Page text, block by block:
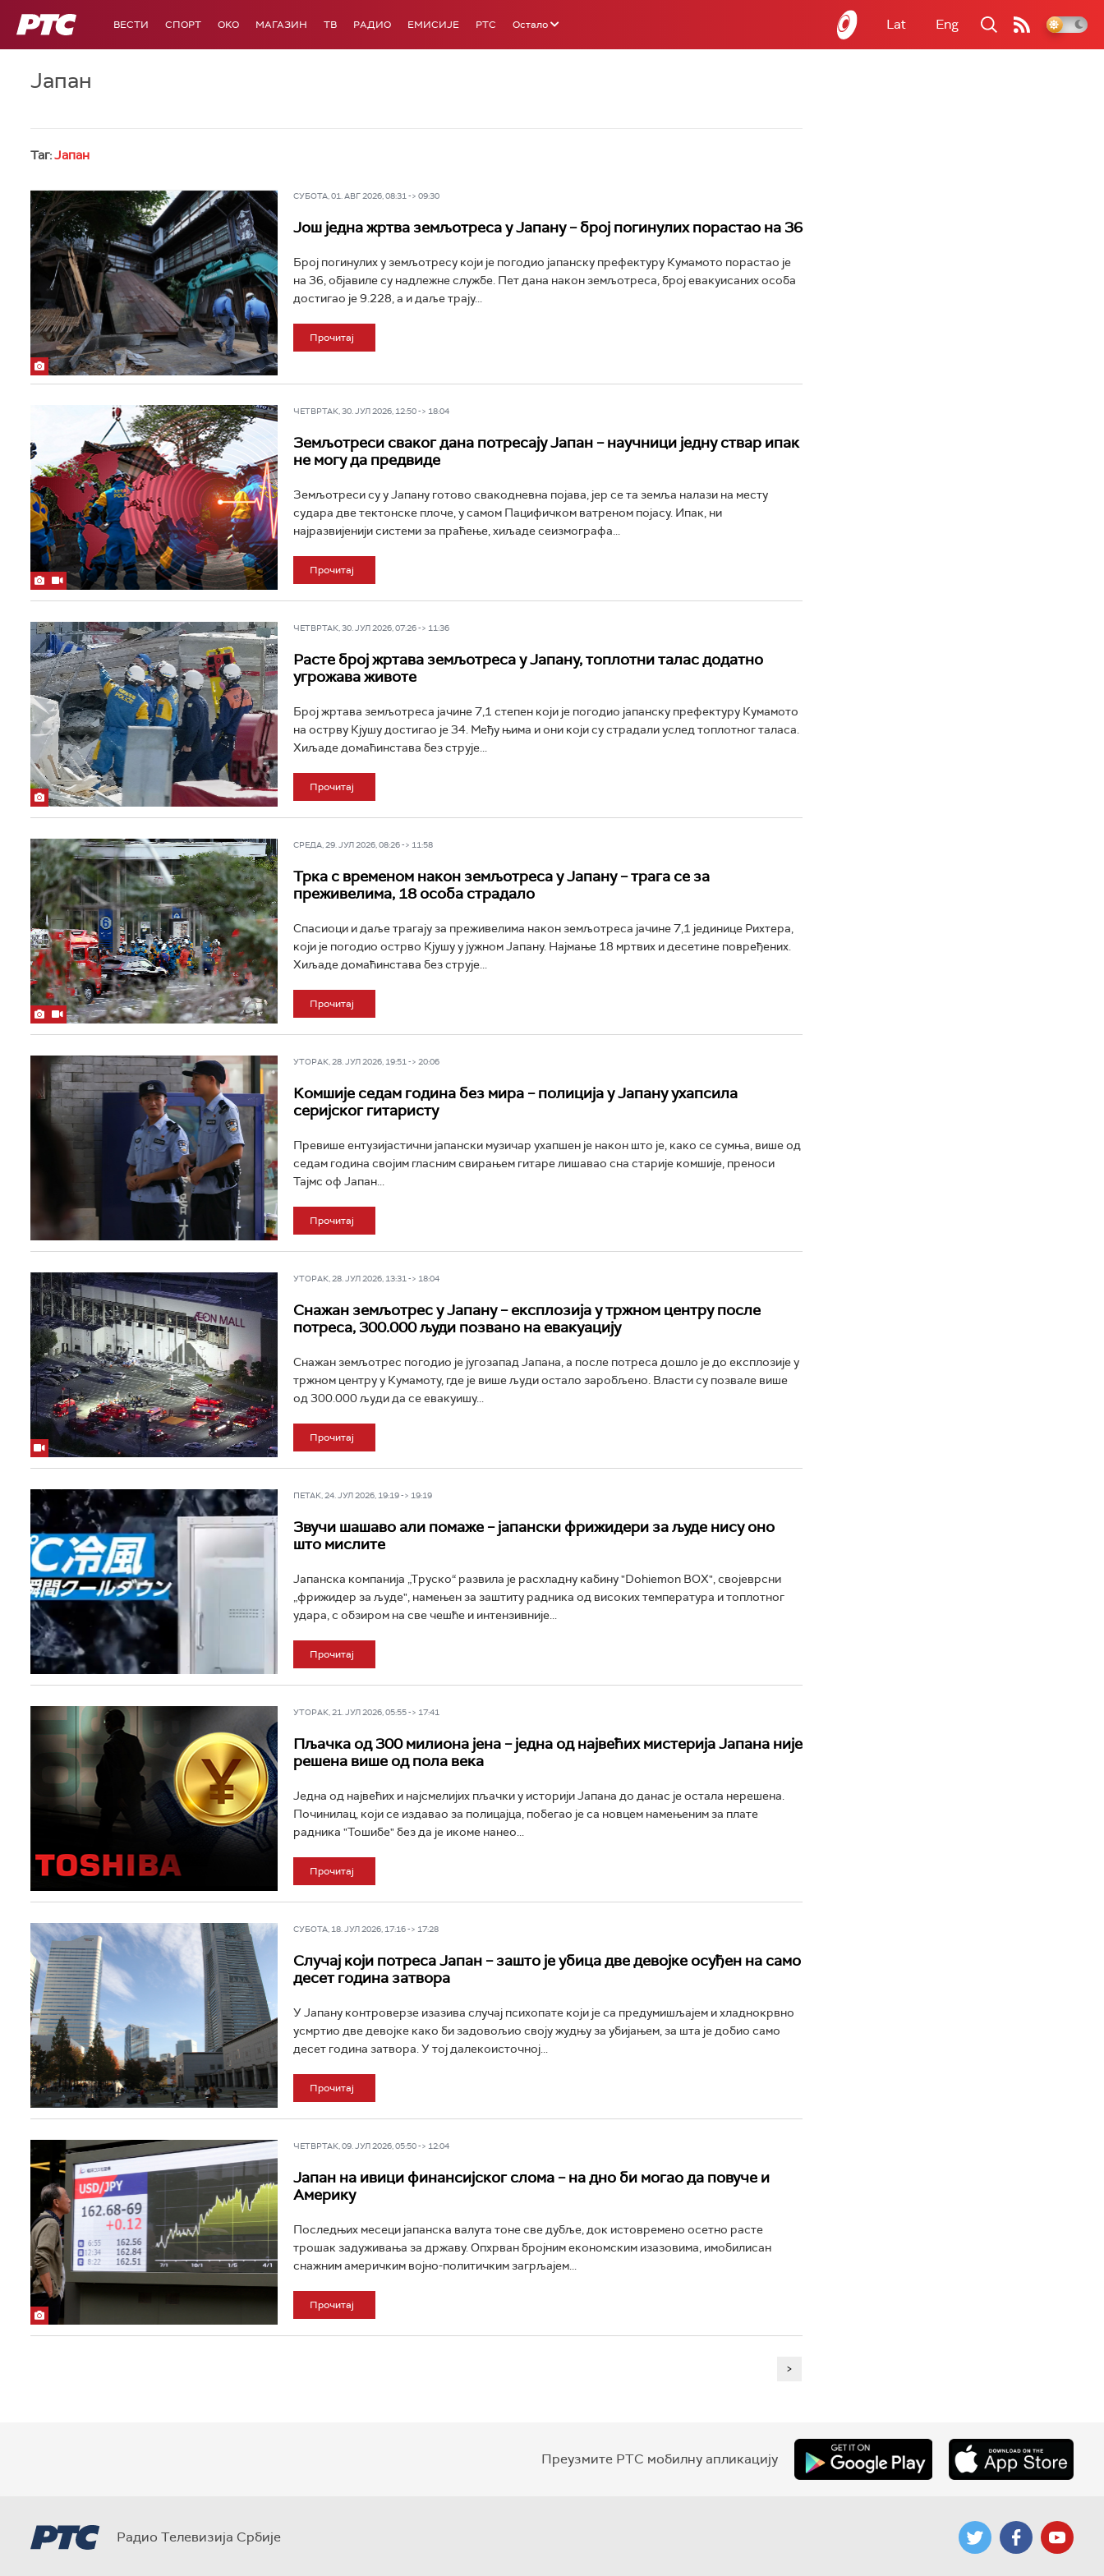
РТС ВЕСТИ СПОРТ OKO МАГАЗИН ТВ РАДИО ЕМИСИЈЕ РТС Остало Lat Eng
Јапан
Таг:Јапан
СУБОТА, 01. АВГ 2026, 08:31 -> 09:30
Још једна жртва земљотреса у Јапану – број погинулих порастао на 36
Број погинулих у земљотресу који је погодио јапанску префектуру Кумамото порастао је
на 36, објавиле су надлежне службе. Пет дана након земљотреса, број евакуисаних особа
достигао је 9.228, а и даље трају...
Прочитај
ЧЕТВРТАК, 30. ЈУЛ 2026, 12:50 -> 18:04
Земљотреси сваког дана потресају Јапан – научници једну ствар ипак
не могу да предвиде
Земљотреси су у Јапану готово свакодневна појава, јер се та земља налази на месту
судара две тектонске плоче, у самом Пацифичком ватреном појасу. Ипак, ни
најразвијенији системи за праћење, хиљаде сеизмографа...
Прочитај
ЧЕТВРТАК, 30. ЈУЛ 2026, 07:26 -> 11:36
Расте број жртава земљотреса у Јапану, топлотни талас додатно
угрожава животе
Број жртава земљотреса јачине 7,1 степен који је погодио јапанску префектуру Кумамото
на острву Кјушу достигао је 34. Међу њима и они који су страдали услед топлотног таласа.
Хиљаде домаћинстава без струје...
Прочитај
СРЕДА, 29. ЈУЛ 2026, 08:26 -> 11:58
Трка с временом након земљотреса у Јапану – трага се за
преживелима, 18 особа страдало
Спасиоци и даље трагају за преживелима након земљотреса јачине 7,1 јединице Рихтера,
који је погодио острво Кјушу у јужном Јапану. Најмање 18 мртвих и десетине повређених.
Хиљаде домаћинстава без струје...
Прочитај
УТОРАК, 28. ЈУЛ 2026, 19:51 -> 20:06
Комшије седам година без мира – полиција у Јапану ухапсила
серијског гитаристу
Превише ентузијастични јапански музичар ухапшен је након што је, како се сумња, више од
седам година својим гласним свирањем гитаре лишавао сна старије комшије, преноси
Тајмс оф Јапан...
Прочитај
УТОРАК, 28. ЈУЛ 2026, 13:31 -> 18:04
Снажан земљотрес у Јапану – експлозија у тржном центру после
потреса, 300.000 људи позвано на евакуацију
Снажан земљотрес погодио је југозапад Јапана, а после потреса дошло је до експлозије у
тржном центру у Кумамоту, где је више људи остало заробљено. Власти су позвале више
од 300.000 људи да се евакуишу...
Прочитај
ПЕТАК, 24. ЈУЛ 2026, 19:19 -> 19:19
Звучи шашаво али помаже – јапански фрижидери за људе нису оно
што мислите
Јапанска компанија „Труско“ развила је расхладну кабину "Dohiemon BOX", својеврсни
„фрижидер за људе", намењен за заштиту радника од високих температура и топлотног
удара, с обзиром на све чешће и интензивније...
Прочитај
УТОРАК, 21. ЈУЛ 2026, 05:55 -> 17:41
Пљачка од 300 милиона јена – једна од највећих мистерија Јапана није
решена више од пола века
Једна од највећих и најсмелијих пљачки у историји Јапана до данас је остала нерешена.
Починилац, који се издавао за полицајца, побегао је са новцем намењеним за плате
радника "Тошибе" без да је икоме нанео...
Прочитај
СУБОТА, 18. ЈУЛ 2026, 17:16 -> 17:28
Случај који потреса Јапан – зашто је убица две девојке осуђен на само
десет година затвора
У Јапану контроверзе изазива случај психопате који је са предумишљајем и хладнокрвно
усмртио две девојке како би задовољио своју жудњу за убијањем, за шта је добио само
десет година затвора. У тој далекоисточној...
Прочитај
ЧЕТВРТАК, 09. ЈУЛ 2026, 05:50 -> 12:04
Јапан на ивици финансијског слома – на дно би могао да повуче и
Америку
Последњих месеци јапанска валута тоне све дубље, док истовремено осетно расте
трошак задуживања за државу. Опхрван бројним економским изазовима, имобилисан
снажним америчким војно-политичким загрљајем...
Прочитај
>
Преузмите РТС мобилну апликацију
Радио Телевизија Србије